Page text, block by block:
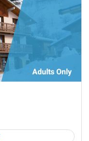
Adults Only